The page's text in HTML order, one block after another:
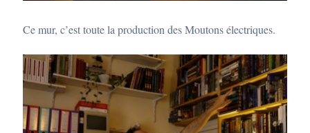
Ce mur, c’est toute la production des Moutons électriques.